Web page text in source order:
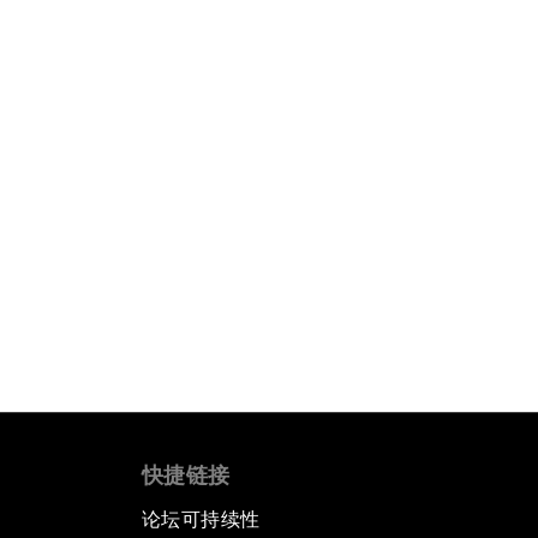
快捷链接
论坛可持续性